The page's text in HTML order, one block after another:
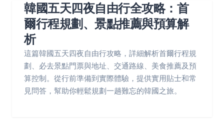
韓國五天四夜自由行全攻略：首
爾行程規劃、景點推薦與預算解
析
這篇韓國五天四夜自由行攻略，詳細解析首爾行程規
劃、必去景點門票與地址、交通路線、美食推薦及預
算控制。從行前準備到實際體驗，提供實用貼士和常
見問答，幫助你輕鬆規劃一趟難忘的韓國之旅。